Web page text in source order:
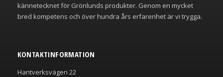
kännetecknet för Grönlunds produkter. Genom en mycket
bred kompetens och över hundra års erfarenhet är vi trygga.
KONTAKTINFORMATION
Hantverksvägen 22